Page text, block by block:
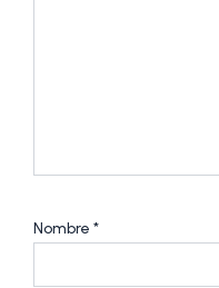
Nombre *